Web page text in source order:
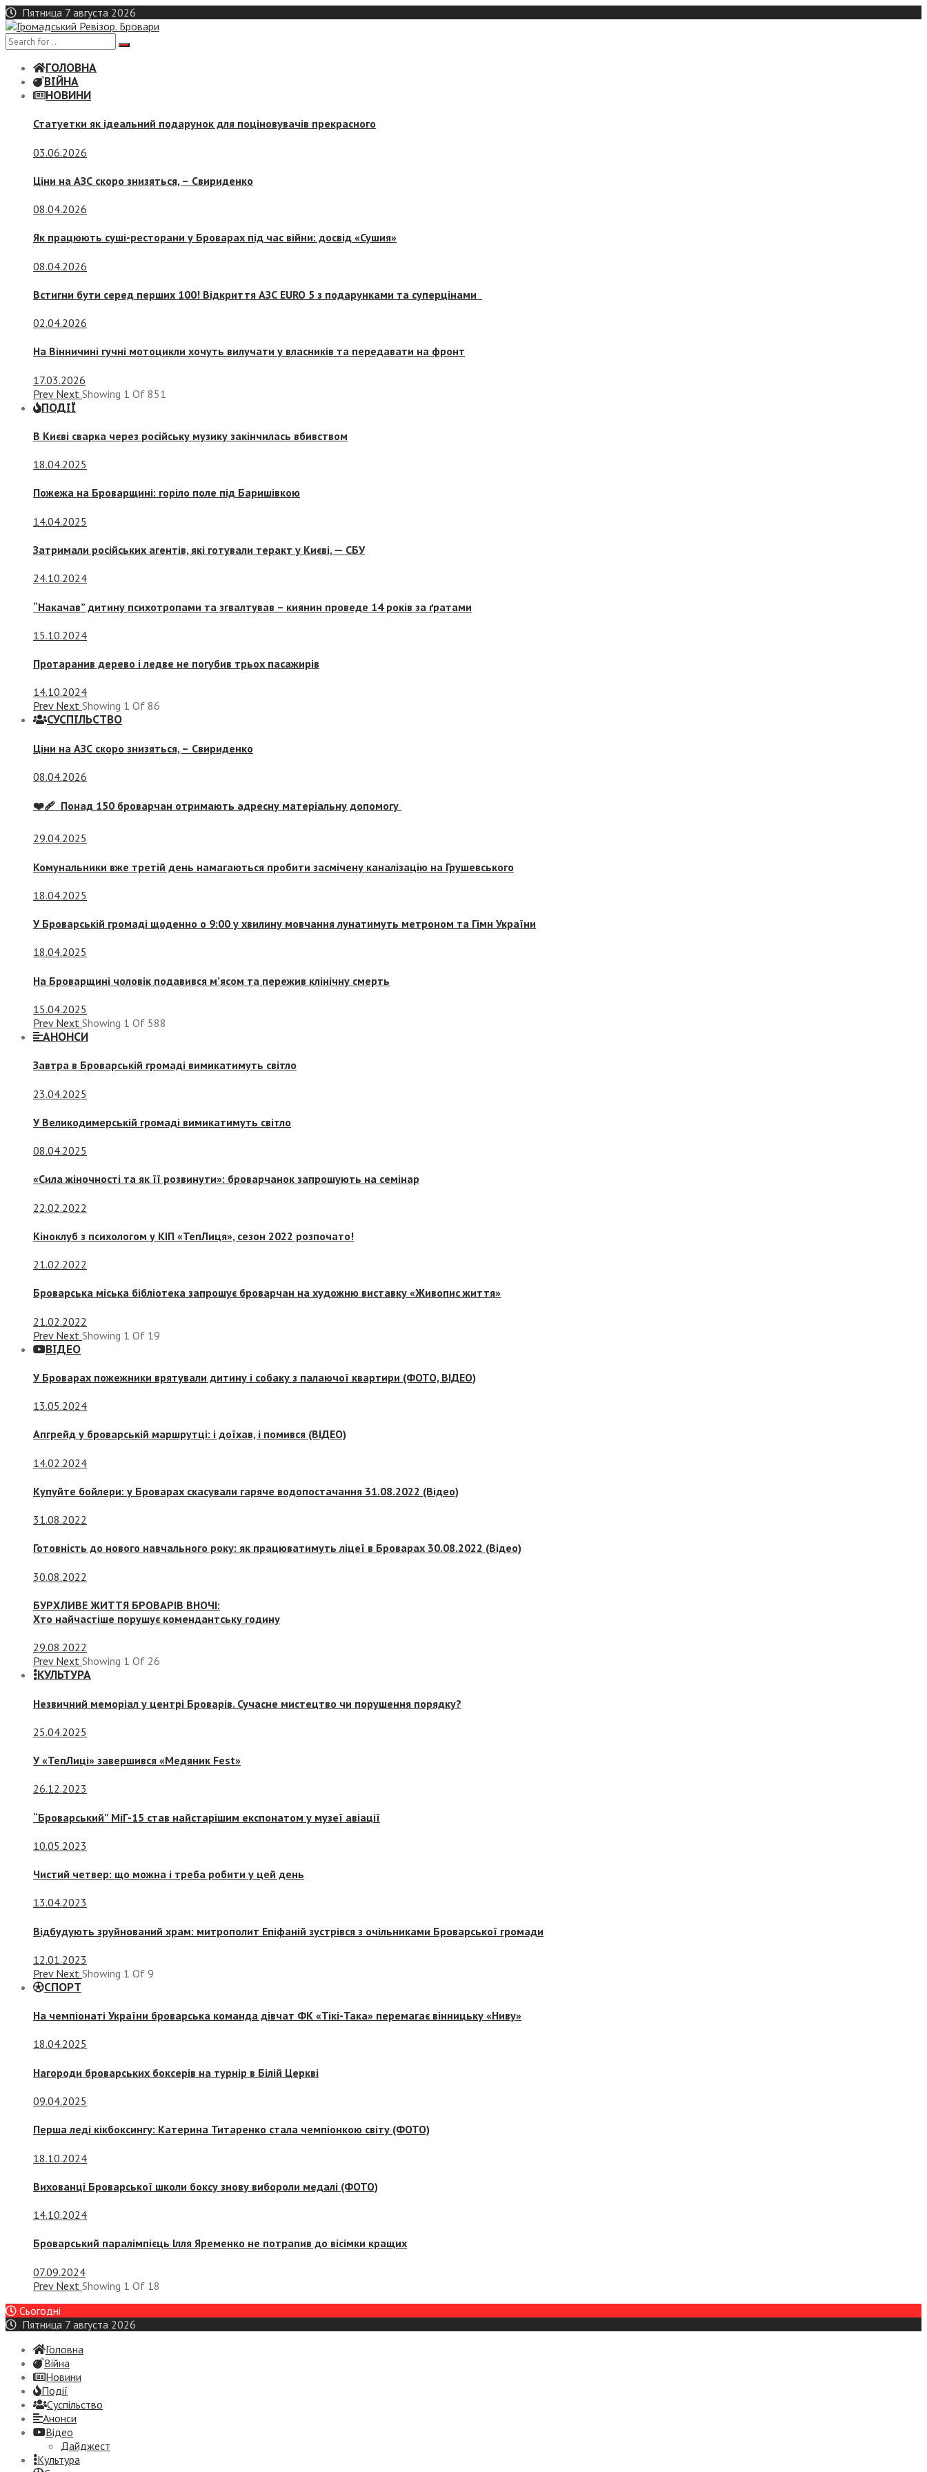
Skip
to
content
Пятница 7 августа 2026
ГОЛОВНА
ВІЙНА
НОВИНИ
Статуетки як ідеальний подарунок для поціновувачів прекрасного
03.06.2026
Ціни на АЗС скоро знизяться, – Свириденко
08.04.2026
Як працюють суші-ресторани у Броварах під час війни: досвід «Сушия»
08.04.2026
Встигни бути серед перших 100! Відкриття АЗС EURO 5 з подарунками та суперцінами
02.04.2026
На Вінничині гучні мотоцикли хочуть вилучати у власників та передавати на фронт
17.03.2026
Prev Next Showing 1 Of 851
ПОДІЇ
В Києві сварка через російську музику закінчилась вбивством
18.04.2025
Пожежа на Броварщині: горіло поле під Баришівкою
14.04.2025
Затримали російських агентів, які готували теракт у Києві, — СБУ
24.10.2024
“Накачав” дитину психотропами та згвалтував – киянин проведе 14 років за ґратами
15.10.2024
Протаранив дерево і ледве не погубив трьох пасажирів
14.10.2024
Prev Next Showing 1 Of 86
СУСПIЛЬСТВО
Ціни на АЗС скоро знизяться, – Свириденко
08.04.2026
❤️‍🩹 Понад 150 броварчан отримають адресну матеріальну допомогу
29.04.2025
Комунальники вже третій день намагаються пробити засмічену каналізацію на Грушевського
18.04.2025
У Броварській громаді щоденно о 9:00 у хвилину мовчання лунатимуть метроном та Гімн України
18.04.2025
На Броварщині чоловік подавився м’ясом та пережив клінічну смерть
15.04.2025
Prev Next Showing 1 Of 588
АНОНСИ
Завтра в Броварській громаді вимикатимуть світло
23.04.2025
У Великодимерській громаді вимикатимуть світло
08.04.2025
«Сила жіночності та як її розвинути»: броварчанок запрошують на семінар
22.02.2022
Кіноклуб з психологом у КІП «ТепЛиця», сезон 2022 розпочато!
21.02.2022
Броварська міська бібліотека запрошує броварчан на художню виставку «Живопис життя»
21.02.2022
Prev Next Showing 1 Of 19
ВІДЕО
У Броварах пожежники врятували дитину і собаку з палаючої квартири (ФОТО, ВІДЕО)
13.05.2024
Апгрейд у броварській маршрутці: і доїхав, і помився (ВІДЕО)
14.02.2024
Купуйте бойлери: у Броварах скасували гаряче водопостачання 31.08.2022 (Відео)
31.08.2022
Готовність до нового навчального року: як працюватимуть ліцеї в Броварах 30.08.2022 (Відео)
30.08.2022
БУРХЛИВЕ ЖИТТЯ БРОВАРІВ ВНОЧІ:
Хто найчастіше порушує комендантську годину
29.08.2022
Prev Next Showing 1 Of 26
КУЛЬТУРА
Незвичний меморіал у центрі Броварів. Сучасне мистецтво чи порушення порядку?
25.04.2025
У «ТепЛиці» завершився «Медяник Fest»
26.12.2023
“Броварський” МіГ-15 став найстарішим експонатом у музеї авіації
10.05.2023
Чистий четвер: що можна і треба робити у цей день
13.04.2023
Відбудують зруйнований храм: митрополит Епіфаній зустрівся з очільниками Броварської громади
12.01.2023
Prev Next Showing 1 Of 9
СПОРТ
На чемпіонаті України броварська команда дівчат ФК «Тікі-Така» перемагає вінницьку «Ниву»
18.04.2025
Нагороди броварських боксерів на турнір в Білій Церкві
09.04.2025
Перша леді кікбоксингу: Катерина Титаренко стала чемпіонкою світу (ФОТО)
18.10.2024
Вихованці Броварської школи боксу знову вибороли медалі (ФОТО)
14.10.2024
Броварський паралімпієць Ілля Яременко не потрапив до вісімки кращих
07.09.2024
Prev Next Showing 1 Of 18
Сьогодні
Пятница 7 августа 2026
Головна
Війна
Новини
Події
Суспiльство
Анонси
Відео
Дайджест
Культура